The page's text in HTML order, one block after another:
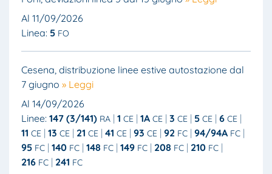
Al 11/09/2026
Linea: 5 FO
Cesena, distribuzione linee estive autostazione dal
7 giugno » Leggi
Al 14/09/2026
Linee: 147 (3/141) RA 1 CE 1A CE 3 CE 5 CE 6 CE
11 CE 13 CE 21 CE 41 CE 93 CE 92 FC 94/94A FC
95 FC 140 FC 148 FC 149 FC 208 FC 210 FC
216 FC 241 FC